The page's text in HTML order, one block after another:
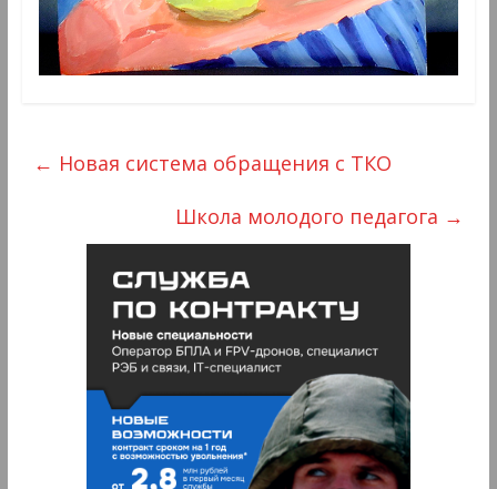
← Новая система обращения с ТКО
Школа молодого педагога →